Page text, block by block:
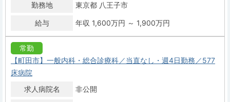
勤務地 東京都 八王子市
給与 年収 1,600万円 ～ 1,900万円
常勤
【町田市】一般内科・総合診療科／当直なし・週4日勤務／577
床病院
求人病院名
非公開